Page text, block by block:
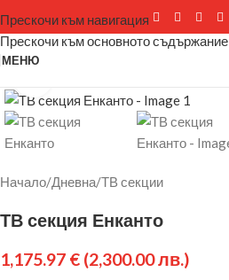
Прескочи към навигация
Прескочи към основното съдържание
МЕНЮ
Начало/Дневна/ТВ секции
ТВ секция Енканто
1,175.97 € (2,300.00 лв.)